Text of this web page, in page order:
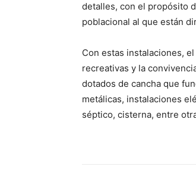
detalles, con el propósito
poblacional al que están
Con estas instalaciones,
recreativas y la
dotados de cancha que
metálicas, instalaciones
séptico, cisterna, entre